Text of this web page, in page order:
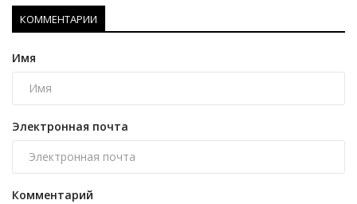
КОММЕНТАРИИ
Имя
Электронная почта
Комментарий